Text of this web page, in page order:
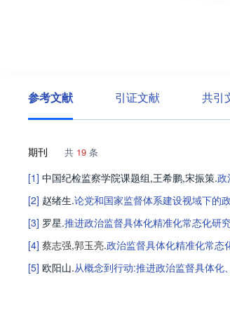
参考文献 引证文献 共引
期刊 共 19 条
[1] 中国纪检监察学院课题组,王希鹏,宋振策.政
[2] 赵绪生.论党和国家监督体系建设视域下的
[3] 罗星.推进政治监督具体化精准化常态化研
[4] 蔡志强,郭玉亮.政治监督具体化精准化常态
[5] 欧阳山.从概念到行动:推进政治监督具体